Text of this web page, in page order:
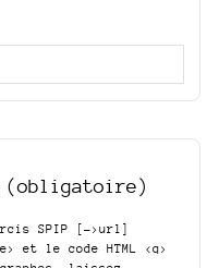
(obligatoire)
SPIP
[->url]
et le code HTML <q>